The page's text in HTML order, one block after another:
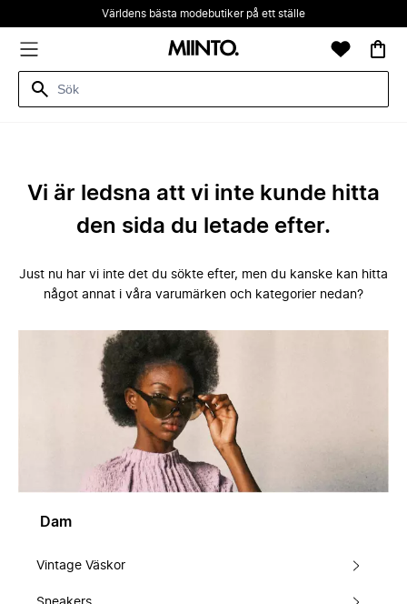
Världens bästa modebutiker på ett ställe
Vi är ledsna att vi inte kunde hitta
den sida du letade efter.
Just nu har vi inte det du sökte efter, men du kanske kan hitta
något annat i våra varumärken och kategorier nedan?
Dam
Vintage Väskor